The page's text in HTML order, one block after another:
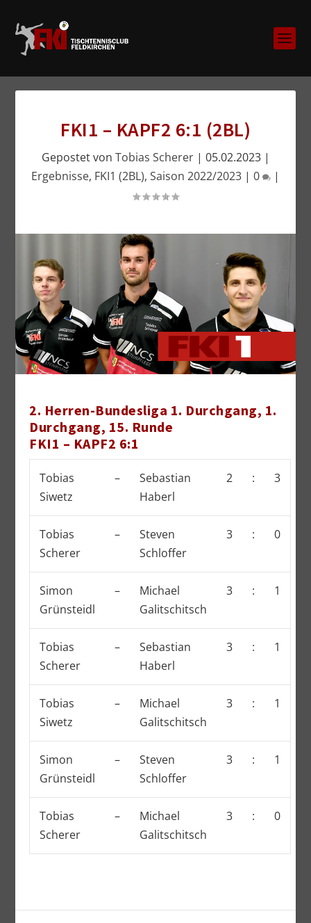
FKI1 – KAPF2 6:1 (2BL)
Gepostet von Tobias Scherer| 05.02.2023|
Ergebnisse, FKI1 (2BL), Saison 2022/2023 | 0 |
2. Herren-Bundesliga 1. Durchgang, 1.
Durchgang, 15. Runde
FKI1 – KAPF2 6:1
Tobias
Siwetz
–
Sebastian
Haberl
2 : 3
Tobias
Scherer
–
Steven
Schloffer
3 : 0
Simon
Grünsteidl
–
Michael
Galitschitsch
3 : 1
Tobias
Scherer
–
Sebastian
Haberl
3 : 1
Tobias
Siwetz
–
Michael
Galitschitsch
3 : 1
Simon
Grünsteidl
–
Steven
Schloffer
3 : 1
Tobias
Scherer
–
Michael
Galitschitsch
3 : 0